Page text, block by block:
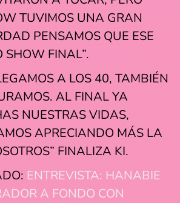
TUVIMOS UNA GRAN
PENSAMOS QUE ESE
SHOW FINAL”.
A LOS 40, TAMBIÉN
AL FINAL YA
NUESTRAS VIDAS,
APRECIANDO MÁS LA
FINALIZA KI.
ENTREVISTA: HANABIE
A FONDO CON